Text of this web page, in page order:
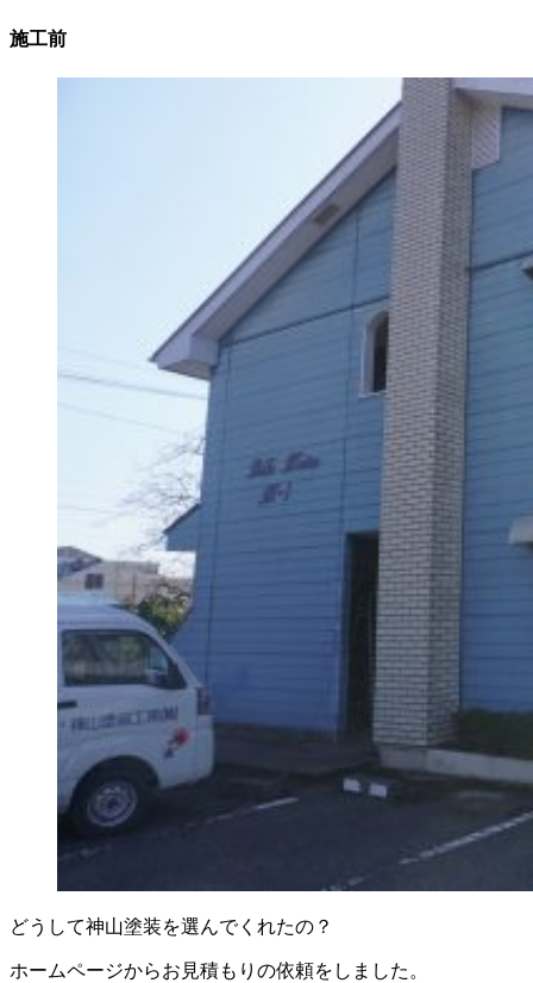
施工前
どうして神山塗装を選んでくれたの？
ホームページからお見積もりの依頼をしました。